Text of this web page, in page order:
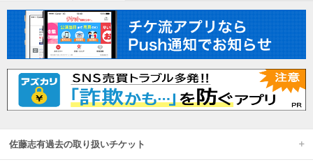
佐藤志有過去の取り扱いチケット